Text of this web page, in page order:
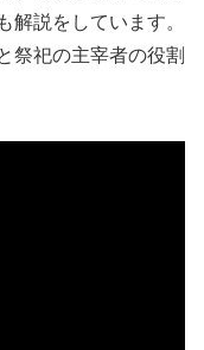
解説をしています。
祭祀の主宰者の役割